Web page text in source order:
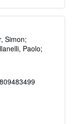
Simon;
Paolo;